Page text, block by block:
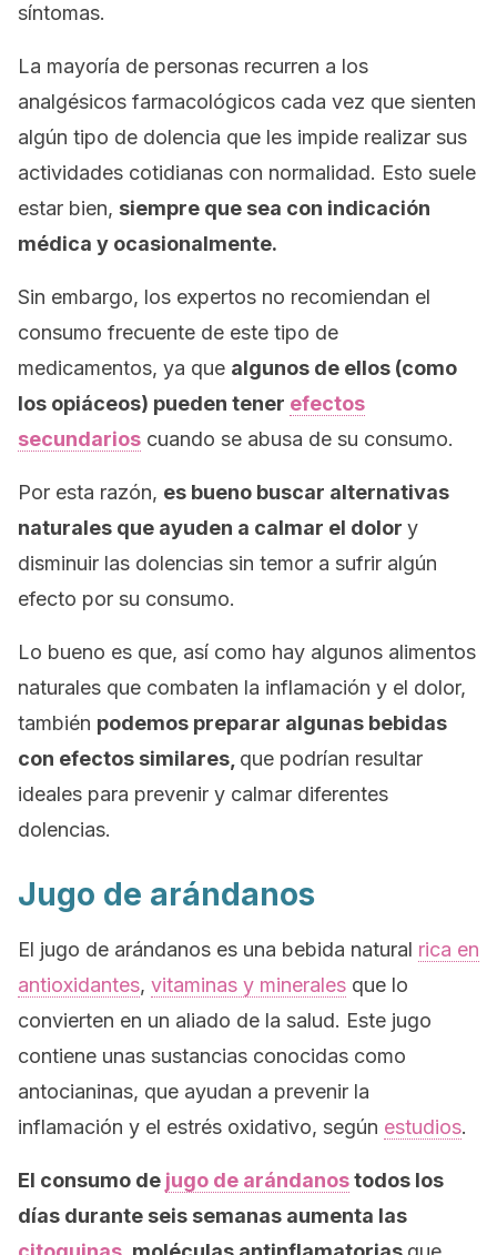
síntomas.
La mayoría de personas recurren a los
analgésicos farmacológicos cada vez que sienten
algún tipo de dolencia que les impide realizar sus
actividades cotidianas con normalidad. Esto suele
estar bien, siempre que sea con indicación
médica y ocasionalmente.
Sin embargo, los expertos no recomiendan el
consumo frecuente de este tipo de
medicamentos, ya que algunos de ellos (como
los opiáceos) pueden tener efectos
secundarios cuando se abusa de su consumo.
Por esta razón, es bueno buscar alternativas
naturales que ayuden a calmar el dolor y
disminuir las dolencias sin temor a sufrir algún
efecto por su consumo.
Lo bueno es que, así como hay algunos alimentos
naturales que combaten la inflamación y el dolor,
también podemos preparar algunas bebidas
con efectos similares, que podrían resultar
ideales para prevenir y calmar diferentes
dolencias.
Jugo de arándanos
El jugo de arándanos es una bebida natural rica en
antioxidantes, vitaminas y minerales que lo
convierten en un aliado de la salud. Este jugo
contiene unas sustancias conocidas como
antocianinas, que ayudan a prevenir la
inflamación y el estrés oxidativo, según estudios.
El consumo de jugo de arándanostodos los
días durante seis semanas aumenta las